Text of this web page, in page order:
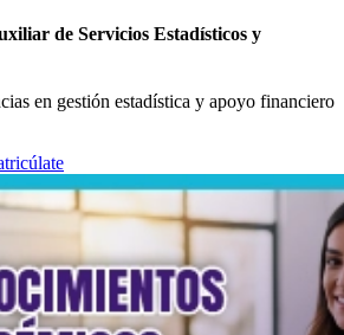
de Servicios Estadísticos y
en gestión estadística y apoyo financiero